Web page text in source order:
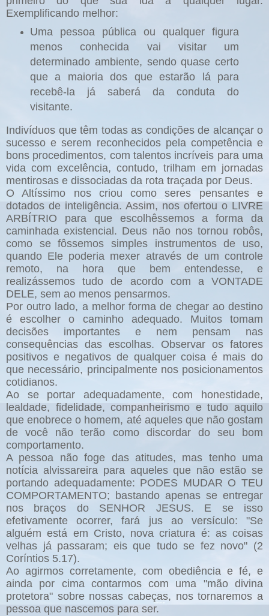
Exemplificando melhor:
Uma pessoa pública ou qualquer figura
menos conhecida vai visitar um
determinado ambiente, sendo quase certo
que a maioria dos que estarão lá para
recebê-la já saberá da conduta do
visitante.
Indivíduos que têm todas as condições de alcançar o
sucesso e serem reconhecidos pela competência e
bons procedimentos, com talentos incríveis para uma
vida com excelência, contudo, trilham em jornadas
mentirosas e dissociadas da rota traçada por Deus.
O Altíssimo nos criou como seres pensantes e
dotados de inteligência. Assim, nos ofertou o LIVRE
ARBÍTRIO para que escolhêssemos a forma da
caminhada existencial. Deus não nos tornou robôs,
como se fôssemos simples instrumentos de uso,
quando Ele poderia mexer através de um controle
remoto, na hora que bem entendesse, e
realizássemos tudo de acordo com a VONTADE
DELE, sem ao menos pensarmos.
Por outro lado, a melhor forma de chegar ao destino
é escolher o caminho adequado. Muitos tomam
decisões importantes e nem pensam nas
consequências das escolhas. Observar os fatores
positivos e negativos de qualquer coisa é mais do
que necessário, principalmente nos posicionamentos
cotidianos.
Ao se portar adequadamente, com honestidade,
lealdade, fidelidade, companheirismo e tudo aquilo
que enobrece o homem, até aqueles que não gostam
de você não terão como discordar do seu bom
comportamento.
A pessoa não foge das atitudes, mas tenho uma
notícia alvissareira para aqueles que não estão se
portando adequadamente: PODES MUDAR O TEU
COMPORTAMENTO; bastando apenas se entregar
nos braços do SENHOR JESUS. E se isso
efetivamente ocorrer, fará jus ao versículo: "Se
alguém está em Cristo, nova criatura é: as coisas
velhas já passaram; eis que tudo se fez novo" (2
Coríntios 5.17).
Ao agirmos corretamente, com obediência e fé, e
ainda por cima contarmos com uma "mão divina
protetora" sobre nossas cabeças, nos tornaremos a
pessoa que nascemos para ser.